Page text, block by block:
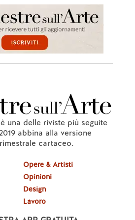
una delle riviste più seguite
abbina alla versione
cartaceo.
Opere & Artisti
Opinioni
Design
Lavoro